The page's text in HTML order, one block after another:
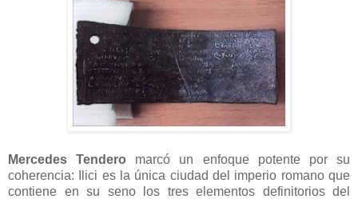
Mercedes Tendero marcó un enfoque potente por su
coherencia: Ilici es la única ciudad del imperio romano que
contiene en su seno los tres elementos definitorios del